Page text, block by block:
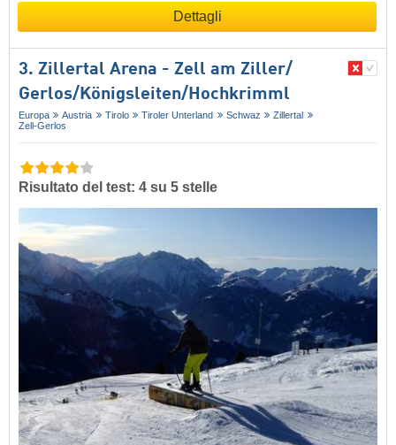
Dettagli
3. Zillertal Arena - Zell am Ziller/​
Gerlos/​Königsleiten/​Hochkrimml
Europa Austria Tirolo Tiroler Unterland Schwaz
Zillertal
Zell-Gerlos
Risultato del test: 4 su 5 stelle